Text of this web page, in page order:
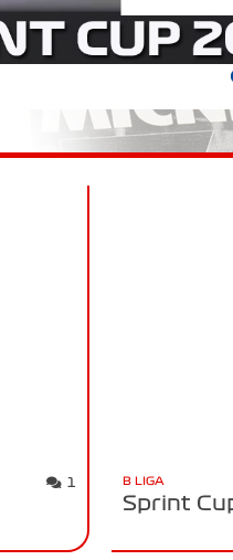
1 B LIGA
Sprint